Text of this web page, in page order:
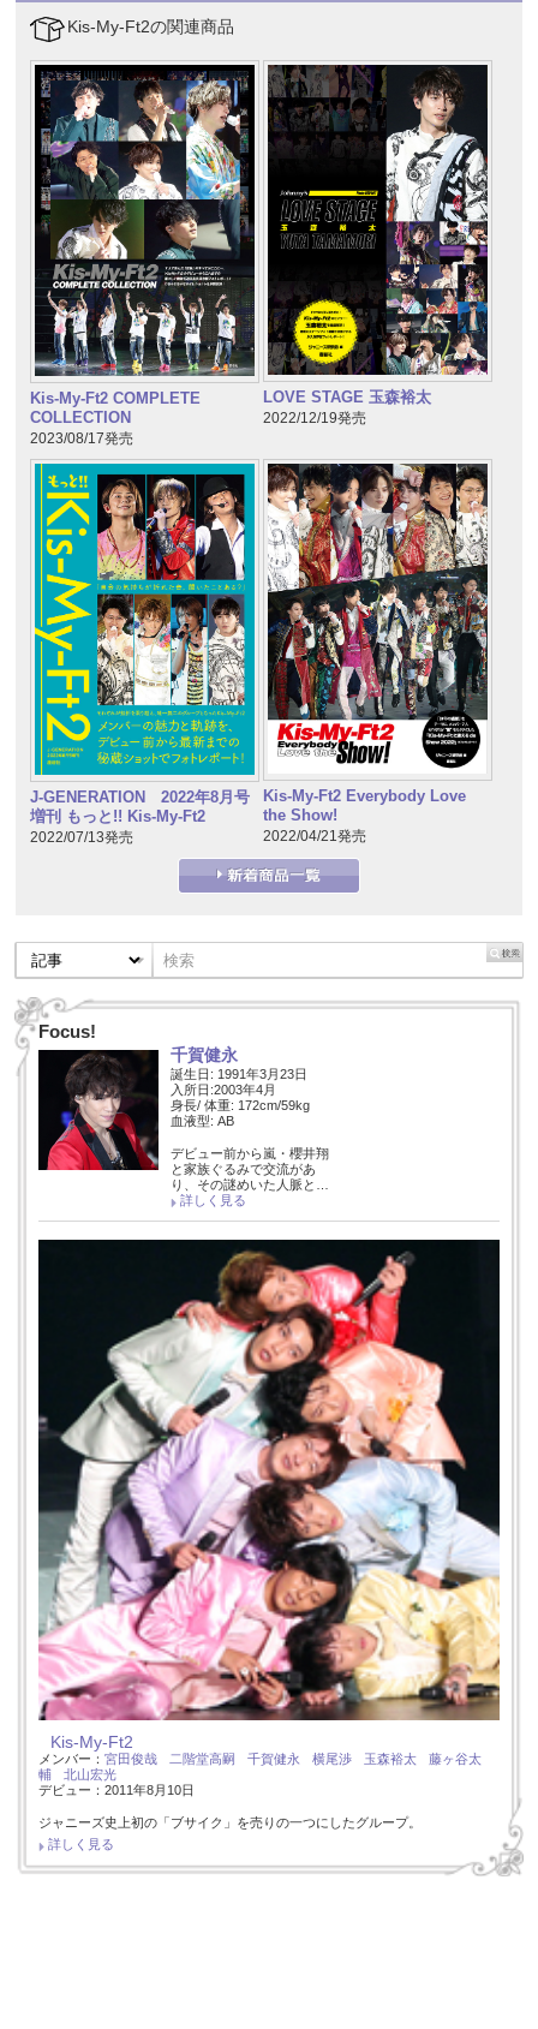
Kis-My-Ft2の関連商品
Kis-My-Ft2 COMPLETE
COLLECTION
2023/08/17発売
LOVE STAGE 玉森裕太
2022/12/19発売
J-GENERATION 2022年8月号
増刊 もっと!! Kis-My-Ft2
2022/07/13発売
Kis-My-Ft2 Everybody Love
the Show!
2022/04/21発売
Focus!
千賀健永
誕生日: 1991年3月23日
入所日:2003年4月
身長/ 体重: 172cm/59kg
血液型: AB
デビュー前から嵐・櫻井翔
と家族ぐるみで交流があ
り、その謎めいた人脈と…
詳しく見る
Kis-My-Ft2
メンバー： 宮田俊哉 二階堂高嗣 千賀健永 横尾渉 玉森裕太
藤ヶ谷太
輔
北山宏光
デビュー：2011年8月10日
ジャニーズ史上初の「ブサイク」を売りの一つにしたグループ。
詳しく見る